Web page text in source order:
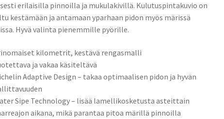
erilaisilla pinnoilla ja mukulakivillä. Kulutuspintakuvio on
kestämään ja antamaan yparhaan pidon myös märissä
Hyvä valinta pienemmille pyörille.
kilometrit, kestävä rengasmalli
ja vakaa käsiteltävä
Adaptive Design – takaa optimaalisen pidon ja hyvän
Sipe Technology – lisää lamellikosketusta asteittain
aikana, mikä parantaa pitoa märillä pinnoilla